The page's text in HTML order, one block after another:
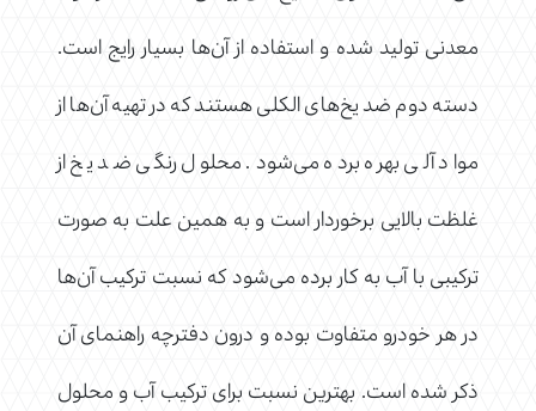
معدنی تولید شده و استفاده از آن‌ها بسیار رایج است.
دسته دوم ضد یخ‌های الکلی هستند که در تهیه آن‌ها از
مواد آلی بهره برده می‌شود. محلول رنگی ضد یخ از
غلظت بالایی برخوردار است و به همین علت به صورت
ترکیبی با آب به کار برده می‌شود که نسبت ترکیب آن‌ها
در هر خودرو متفاوت بوده و درون دفترچه راهنمای آن
ذکر شده است. بهترین نسبت برای ترکیب آب و محلول